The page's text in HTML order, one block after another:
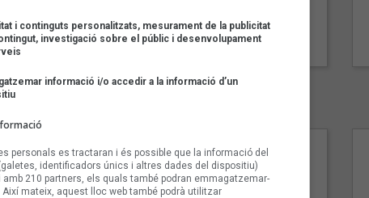
"Postlude To A Kiss"
Goran Levi
i continguts personalitzats, mesurament de la publicitat
investigació sobre el públic i desenvolupament
informació i/o accedir a la informació d’un
personals es tractaran i és possible que la informació del
identificadors únics i altres dades del dispositiu)
amb 210 partners, els quals també podran emmagatzemar-
Així mateix, aquest lloc web també podrà utilitzar